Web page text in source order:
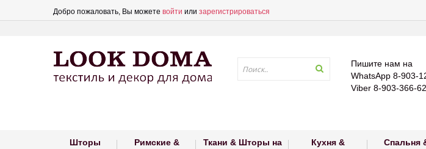
Добро пожаловать, Вы можете войти или зарегистрироваться
Пишите нам на
WhatsApp 8-903-
Viber 8-903-366-
Шторы
Римские &
Ткани & Шторы на
Кухня &
Спальня